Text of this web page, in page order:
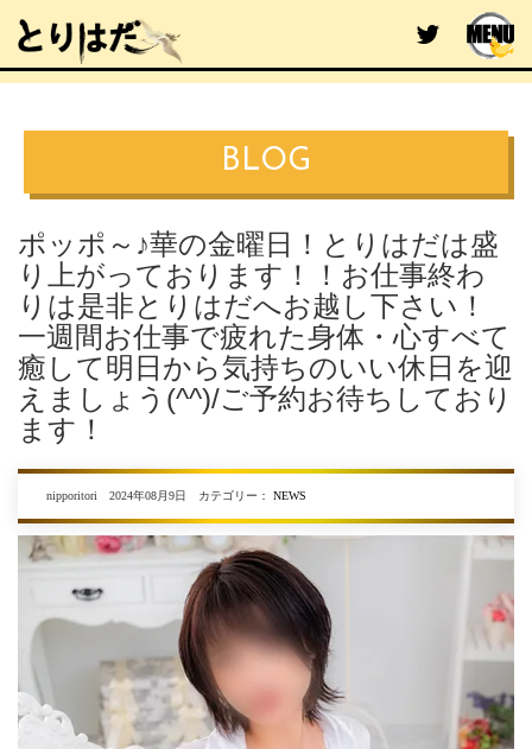
BLOG
ポッポ～♪華の金曜日！とりはだは盛
り上がっております！！お仕事終わ
りは是非とりはだへお越し下さい！
一週間お仕事で疲れた身体・心すべて
癒して明日から気持ちのいい休日を迎
えましょう(^^)/ご予約お待ちしており
ます！
nipporitori 2024年08月9日 カテゴリー： NEWS